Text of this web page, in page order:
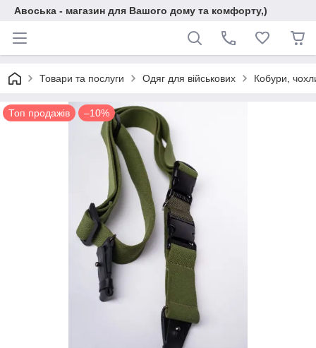
Авоська - магазин для Вашого дому та комфорту,)
Товари та послуги Одяг для військових Кобури,
Топ продажів –10%